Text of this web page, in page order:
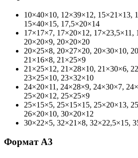
10×40×10, 12×39×12, 15×21×13,
15×40×15, 17,5×20×14
17×17×7, 17×20×12, 17×23,5×11,
20×20×9, 20×20×20
20×25×8, 20×27×20, 20×30×10,
21×16×8, 21×25×9
21×25×12, 21×28×10, 21×30×6,
23×25×10, 23×32×10
24×20×11, 24×28×9, 24×30×7,
25×20×12, 25×25×9
25×15×5, 25×15×15, 25×20×13,
26×20×10, 30×20×12
30×22×5, 32×21×8, 32×22,5×15,
Формат А3